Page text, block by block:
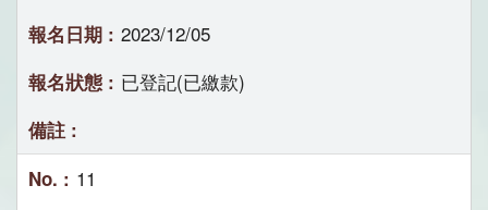
2023/12/05
已登記(已繳款)
11